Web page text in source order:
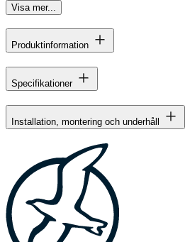
Visa mer...
Produktinformation
Specifikationer
Installation, montering och underhåll